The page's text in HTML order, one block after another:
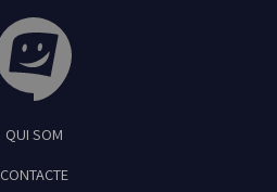
Feliu de Guíxols
QUI SOM
CONTACTE